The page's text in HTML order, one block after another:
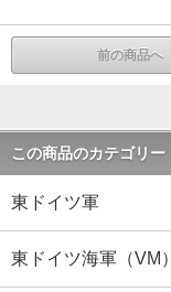
前の商品へ
この商品のカテゴリー
東ドイツ軍
東ドイツ海軍（VM）